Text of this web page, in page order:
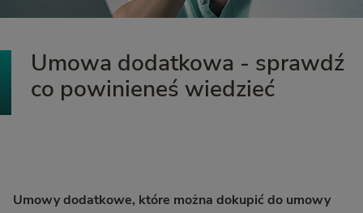
Umowa dodatkowa - sprawdź
co powinieneś wiedzieć
Umowy dodatkowe, które można dokupić do umowy